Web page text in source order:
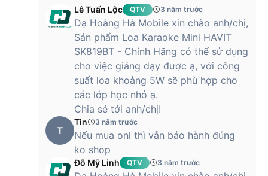
vẫn có các tính năng đáp ứng được nhu cầu giải trí của
người dùng. Bạn có thể tham khảo thêm các ưu đãi tại Hoàng
Hà Mobile để mua sản phẩm với mức giá tốt nhất nhé.
Mua loa Karaoke Mini HAVIT SK819BT
chính hãng giá rẻ tại Hoàng Hà Mobile
Loa Karaoke Mini HAVIT SK819BT chính hãng được bán trên
hệ thống của Hoàng Hà Mobile với mức giá ưu đãi và chế độ
bảo hành chính hãng 12 tháng. Hãy đến ngay cửa hàng
Hoàng Hà Mobile gần nhất hoặc đặt hàng online để được
miễn phí vận chuyển toàn quốc.
Lê Tuấn Lộc QTV 3 năm trước
Dạ Hoàng Hà Mobile xin chào anh/chị,
Sản phẩm Loa Karaoke Mini HAVIT
SK819BT - Chính Hãng có thể sử dụng
cho việc giảng dạy được ạ, với công
suất loa khoảng 5W sẽ phù hợp cho
các lớp học nhỏ ạ.
Chia sẻ tới anh/chị!
T
Tin 3 năm trước
Nếu mua onl thì vẫn bảo hành đúng
ko shop
Đỗ Mỹ Linh QTV 3 năm trước